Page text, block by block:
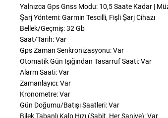
Yalnızca Gps Gnss Modu: 10,5 Saate Kadar |
Şarj Yöntemi: Garmin Tescilli, Fişli Şarj Cihazı
Bellek/Geçmiş: 32 Gb
Saat/Tarih: Var
Gps Zaman Senkronizasyonu: Var
Otomatik Gün Işığından Tasarruf Saati: Var
Alarm Saati: Var
Zamanlayıcı: Var
Kronometre: Var
Gün Doğumu/Batışı Saatleri: Var
Bilek Tabanlı Kalp Hızı (Sabit, Her Saniye): Var